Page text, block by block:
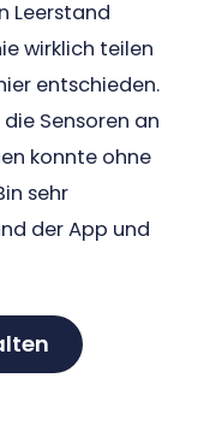
Leerstand
wirklich teilen
entschieden.
Sensoren an
konnte ohne
sehr
der App und